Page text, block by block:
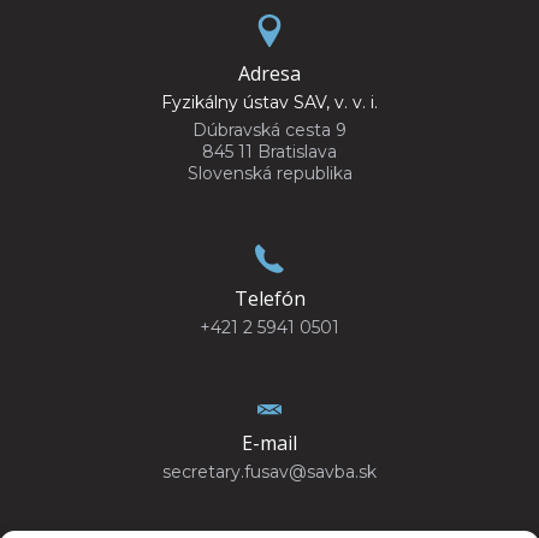
Adresa
Fyzikálny ústav SAV, v. v. i.
Dúbravská cesta 9
845 11 Bratislava
Slovenská republika
Telefón
+421 2 5941 0501
E-mail
secretary.fusav@savba.sk